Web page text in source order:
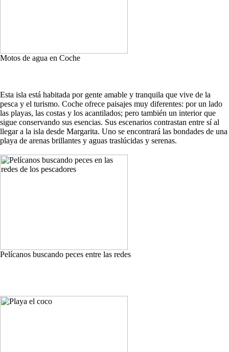
Motos de agua en Coche
Esta isla está habitada por gente amable y tranquila que vive de la
pesca y el turismo. Coche ofrece paisajes muy diferentes: por un lado
las playas, las costas y los acantilados; pero también un interior que
sigue conservando sus esencias. Sus escenarios contrastan entre sí al
llegar a la isla desde Margarita. Uno se encontrará las bondades de una
playa de arenas brillantes y aguas traslúcidas y serenas.
Pelícanos buscando peces entre las redes